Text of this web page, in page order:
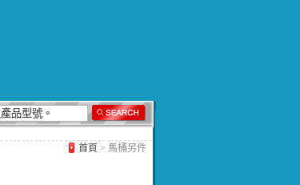
首頁 > 馬桶另件